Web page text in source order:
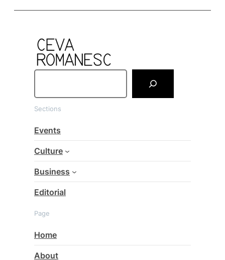
a
r
h
Sections
Events
Culture
Business
Editorial
Page
Home
About